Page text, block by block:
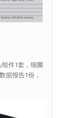
件1套，细菌
据报告1份，